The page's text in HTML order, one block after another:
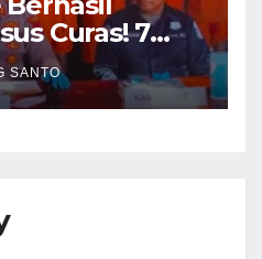
Curas! 7
62 Motor
SANTO